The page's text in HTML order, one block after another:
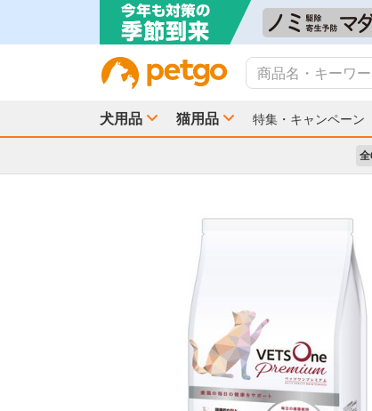
犬用品 猫用品 特集・キャンペーン